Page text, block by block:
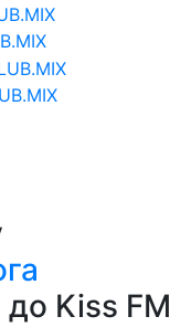
Kiss FM